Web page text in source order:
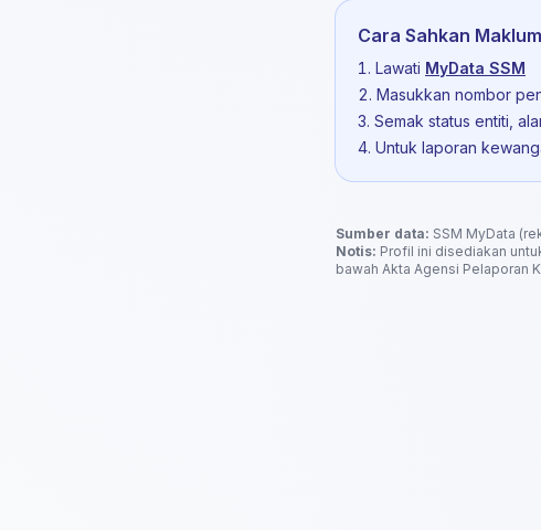
Cara Sahkan
Lawati MyData SSM
Masukkan nombor
Semak status entiti,
Untuk laporan
Sumber data: SSM MyData
Notis: Profil ini disediakan
bawah Akta Agensi Pelaporan